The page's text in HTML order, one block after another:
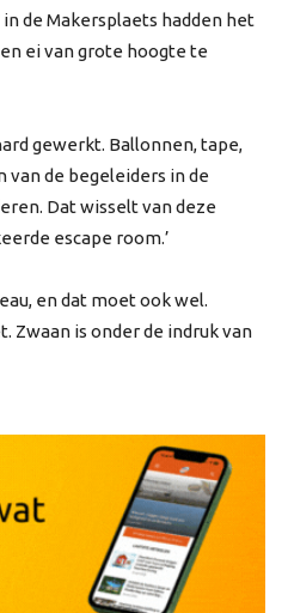
de Makersplaets hadden het
ei van grote hoogte te
gewerkt. Ballonnen, tape,
van de begeleiders in de
Dat wisselt van deze
escape room.’
en dat moet ook wel.
Zwaan is onder de indruk van